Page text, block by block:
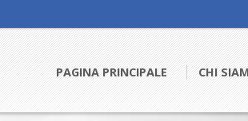
PAGINA PRINCIPALE CHI